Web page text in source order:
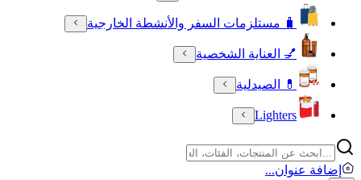
🧳 مستلزمات السفر والأنشطة الخارجية
💅 العناية الشخصية
💊 الصيدلية
Lighters
إضافة عنوان...